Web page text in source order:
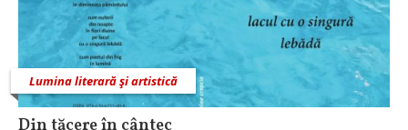
Lumina literară şi artistică